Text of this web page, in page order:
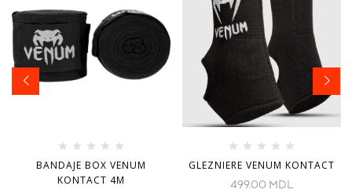
BANDAJE BOX VENUM
KONTACT 4M
GLEZNIERE VENUM KONTACT
499.00 MDL